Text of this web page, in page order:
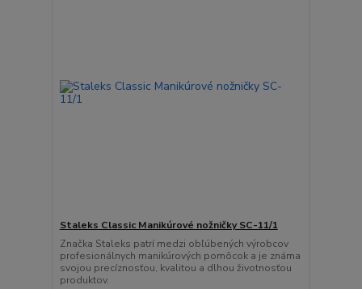
Staleks Classic Manikúrové nožničky SC-11/1
Značka Staleks patrí medzi obľúbených výrobcov
profesionálnych manikúrových pomôcok a je známa
svojou precíznosťou, kvalitou a dlhou životnosťou
produktov.